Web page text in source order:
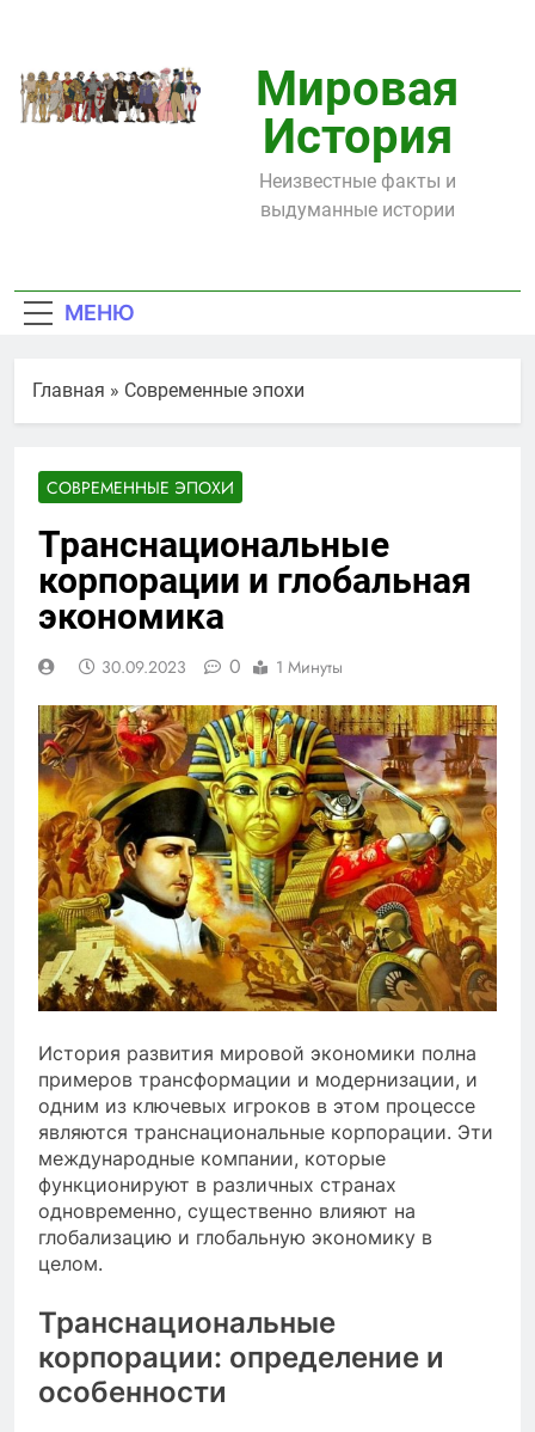
содержимому
Мировая
История
Неизвестные факты и
выдуманные истории
МЕНЮ
Главная » Современные эпохи
СОВРЕМЕННЫЕ ЭПОХИ
Транснациональные
корпорации и глобальная
экономика
30.09.2023 0 1 Минуты
История развития мировой экономики полна
примеров трансформации и модернизации, и
одним из ключевых игроков в этом процессе
являются транснациональные корпорации. Эти
международные компании, которые
функционируют в различных странах
одновременно, существенно влияют на
глобализацию и глобальную экономику в
целом.
Транснациональные
корпорации: определение и
особенности